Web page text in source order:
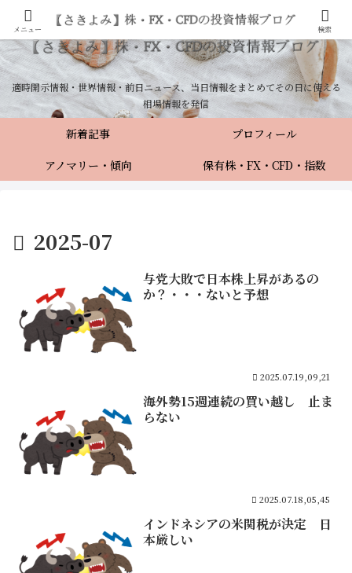
適時開示情報・世界情報・前日ニュース、当日情報をまとめてその日に使える
相場情報を発信
新着記事
プロフィール
アノマリー・傾向
保有株・FX・CFD・指数
2025-07
与党大敗で日本株上昇があるの
か？・・・ないと予想
2025.07.19,09,21
海外勢15週連続の買い越し 止ま
らない
2025.07.18,05,45
インドネシアの米関税が決定 日
本厳しい
メニュー 検索